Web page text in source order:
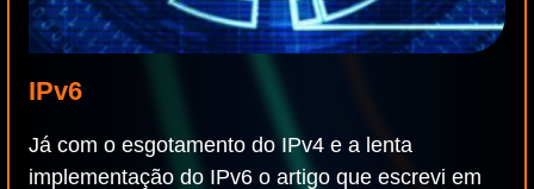
IPv6
Já com o esgotamento do IPv4 e a lenta
implementação do IPv6 o artigo que escrevi em